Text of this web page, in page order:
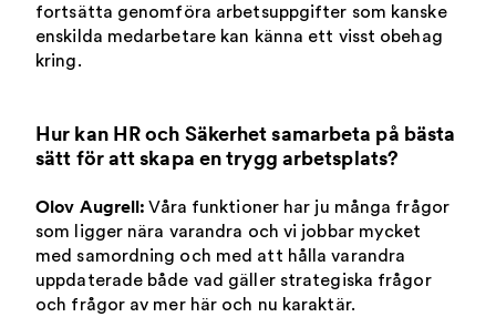
fortsätta genomföra arbetsuppgifter som kanske
enskilda medarbetare kan känna ett visst obehag
kring.
Hur kan HR och Säkerhet samarbeta på bästa
sätt för att skapa en trygg arbetsplats?
Olov Augrell: Våra funktioner har ju många frågor
som ligger nära varandra och vi jobbar mycket
med samordning och med att hålla varandra
uppdaterade både vad gäller strategiska frågor
och frågor av mer här och nu karaktär.